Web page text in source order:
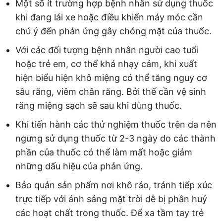
Một số ít trường hợp bệnh nhân sử dụng thuốc
khi đang lái xe hoặc điều khiển máy móc cần
chú ý đến phản ứng gây chóng mặt của thuốc.
Với các đối tượng bệnh nhân người cao tuổi
hoặc trẻ em, cơ thể khá nhạy cảm, khi xuất
hiện biểu hiện khô miệng có thể tăng nguy cơ
sâu răng, viêm chân răng. Bởi thế cần vệ sinh
răng miệng sạch sẽ sau khi dùng thuốc.
Khi tiến hành các thử nghiệm thuốc trên da nên
ngưng sử dụng thuốc từ 2-3 ngày do các thành
phần của thuốc có thể làm mất hoặc giảm
những dấu hiệu của phản ứng.
Bảo quản sản phẩm nơi khô ráo, tránh tiếp xúc
trực tiếp với ánh sáng mặt trời dễ bị phân huỷ
các hoạt chất trong thuốc. Để xa tầm tay trẻ